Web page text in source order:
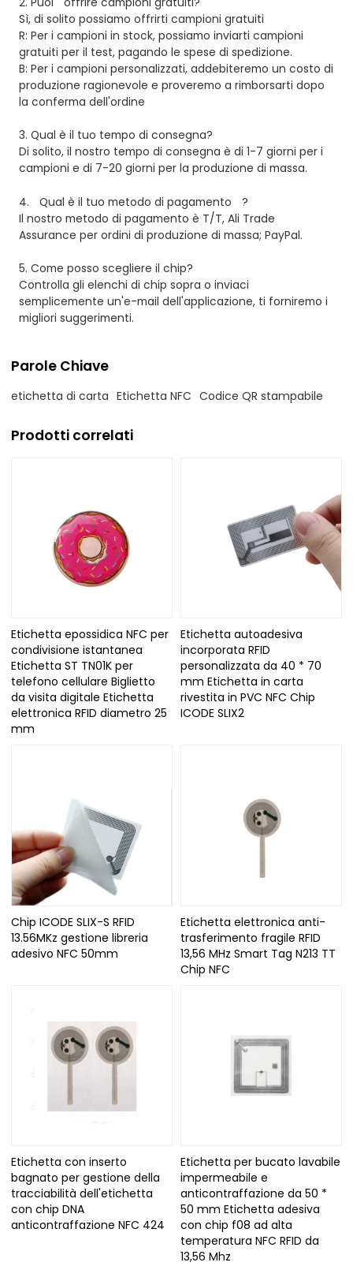
Sì, di solito possiamo offrirti campioni gratuiti
R: Per i campioni in stock, possiamo inviarti campioni
gratuiti per il test, pagando le spese di spedizione.
B: Per i campioni personalizzati, addebiteremo un costo di
produzione ragionevole e proveremo a rimborsarti dopo
la conferma dell'ordine
3.Qual è il tuo tempo di consegna?
Di solito, il nostro tempo di consegna è di 1-7 giorni per i
campioni e di 7-20 giorni per la produzione di massa.
4. Qual è il tuo metodo di pagamento
?
Il nostro metodo di pagamento è T/T, Ali Trade
Assurance per ordini di produzione di massa; PayPal.
5. Come posso scegliere il chip?
Controlla gli elenchi di chip sopra o inviaci
semplicemente un'e-mail dell'applicazione, ti forniremo i
migliori suggerimenti.
Parole Chiave
etichetta di carta Etichetta NFC Codice QR stampabile
Prodotti correlati
Etichetta epossidica NFC per
condivisione istantanea
Etichetta ST TN01K per
telefono cellulare Biglietto
da visita digitale Etichetta
elettronica RFID diametro 25
mm
Etichetta autoadesiva
incorporata RFID
personalizzata da 40 * 70
mm Etichetta in carta
rivestita in PVC NFC Chip
ICODE SLIX2
Chip ICODE SLIX-S RFID
13.56MKz gestione libreria
adesivo NFC 50mm
Etichetta elettronica anti-
trasferimento fragile RFID
13,56 MHz Smart Tag N213 TT
Chip NFC
Etichetta con inserto
bagnato per gestione della
tracciabilità dell'etichetta
con chip DNA
anticontraffazione NFC 424
Etichetta per bucato lavabile
impermeabile e
anticontraffazione da 50 *
50 mm Etichetta adesiva
con chip f08 ad alta
temperatura NFC RFID da
13,56 Mhz